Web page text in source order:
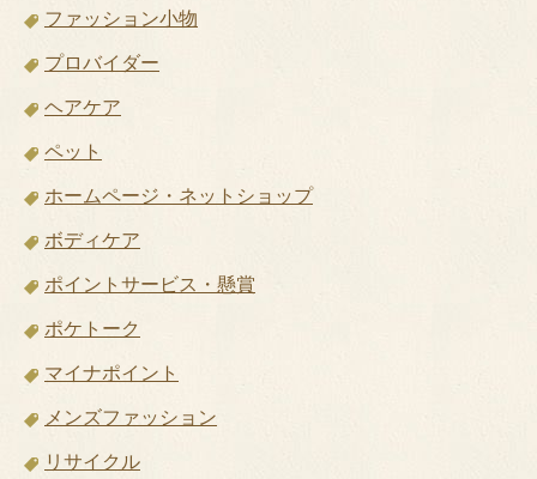
ファッション小物
プロバイダー
ヘアケア
ペット
ホームページ・ネットショップ
ボディケア
ポイントサービス・懸賞
ポケトーク
マイナポイント
メンズファッション
リサイクル